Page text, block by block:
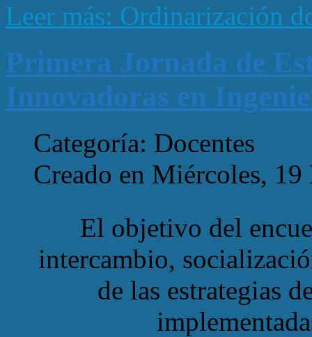
Leer más: Ordinarización
Primera Jornada de
Innovadoras en
Categoría: Docentes
Creado en Miércoles,
El objetivo del
intercambio,
de las estrategias